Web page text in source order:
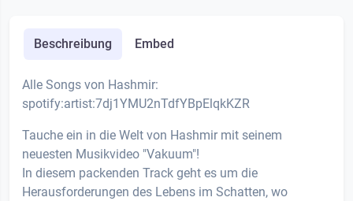
Beschreibung Embed
Alle Songs von Hashmir:
spotify:artist:7dj1YMU2nTdfYBpElqkKZR
Tauche ein in die Welt von Hashmir mit seinem
neuesten Musikvideo "Vakuum"!
In diesem packenden Track geht es um die
Herausforderungen des Lebens im Schatten, wo